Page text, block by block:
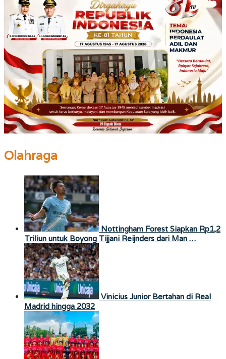
Olahraga
Nottingham Forest Siapkan Rp1,2
Triliun untuk Boyong Tijjani Reijnders dari Man …
Vinicius Junior Bertahan di Real
Madrid hingga 2032